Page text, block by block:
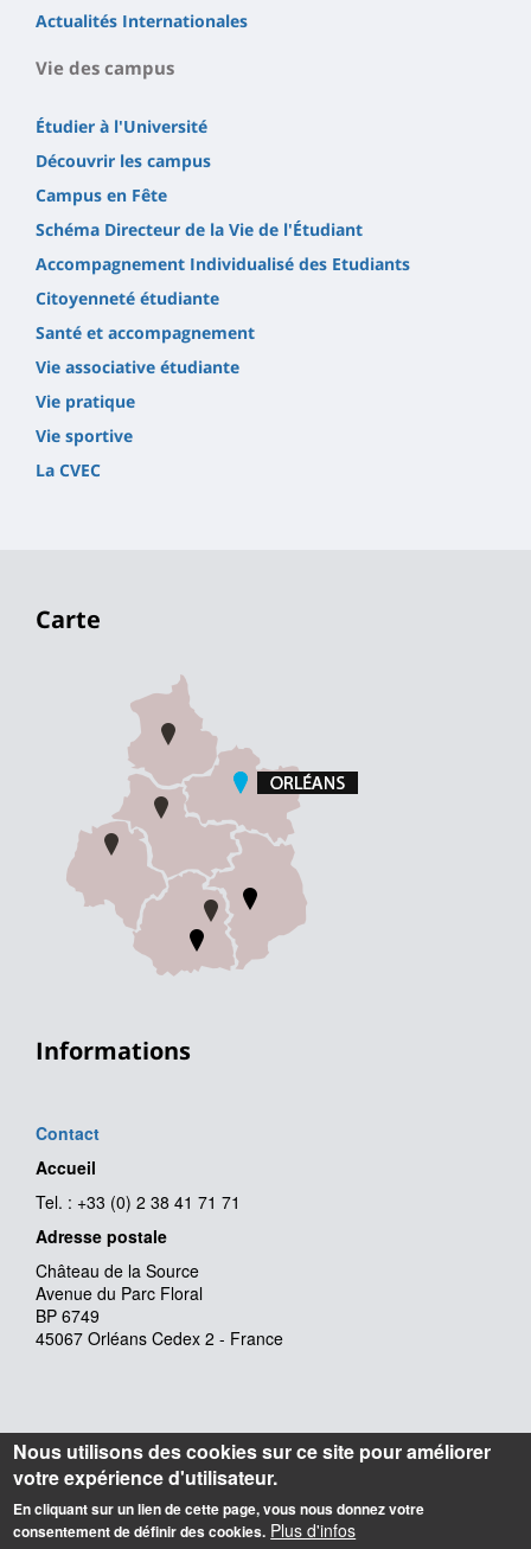
Actualités Internationales
Vie des campus
Étudier à l'Université
Découvrir les campus
Campus en Fête
Schéma Directeur de la Vie de l'Étudiant
Accompagnement Individualisé des Etudiants
Citoyenneté étudiante
Santé et accompagnement
Vie associative étudiante
Vie pratique
Vie sportive
La CVEC
Carte
Informations
Contact
Accueil
Tel. : +33 (0) 2 38 41 71 71
Adresse postale
Château de la Source
Avenue du Parc Floral
BP 6749
45067 Orléans Cedex 2 - France
Nous utilisons des cookies sur ce site pour améliorer
votre expérience d'utilisateur.
En cliquant sur un lien de cette page, vous nous donnez votre
consentement de définir des cookies. Plus d'infos